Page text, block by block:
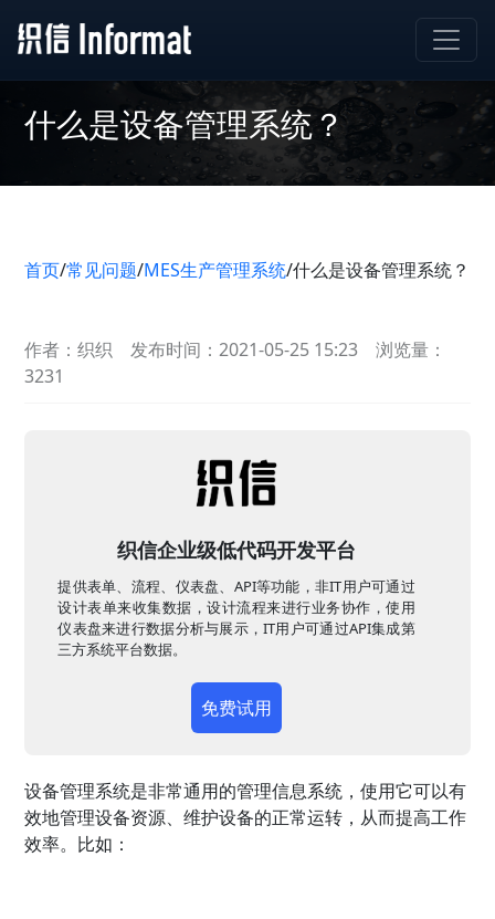
什么是设备管理系统？
首页/常见问题/MES生产管理系统/什么是设备管理系统？
作者：织织 发布时间：2021-05-25 15:23
浏览量：
3231
织信企业级低代码开发平台
提供表单、流程、仪表盘、API等功能，非IT用户可通过
设计表单来收集数据，设计流程来进行业务协作，使用
仪表盘来进行数据分析与展示，IT用户可通过API集成第
三方系统平台数据。
免费试用
设备管理系统是非常通用的管理信息系统，使用它可以有
效地管理设备资源、维护设备的正常运转，从而提高工作
效率。比如：